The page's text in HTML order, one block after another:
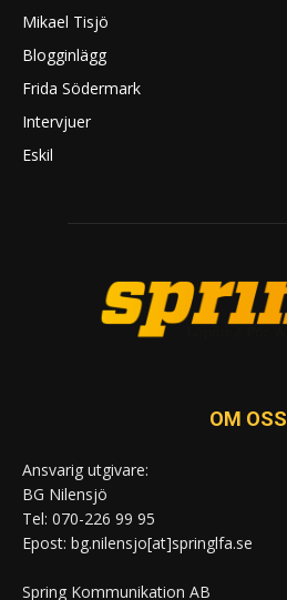
Mikael Tisjö
Blogginlägg
Frida Södermark
Intervjuer
Eskil
OM OSS
Ansvarig utgivare:
BG Nilensjö
Tel: 070-226 99 95
Epost: bg.nilensjo[at]springlfa.se
Spring Kommunikation AB